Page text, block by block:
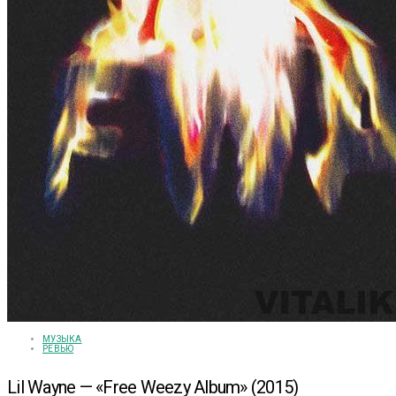
МУЗЫКА
РЕВЬЮ
Lil Wayne — «Free Weezy Album» (2015)